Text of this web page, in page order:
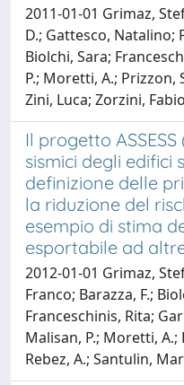
2011-01-01 Grimaz,
D.; Gattesco, Natalino;
Biolchi, Sara;
P.; Moretti, A.; Prizzon,
Zini, Luca; Zorzini, Fabio
Il progetto
sismici degli edifici
definizione delle
la riduzione del
esempio di stima
esportabile ad
2012-01-01 Grimaz,
Franco; Barazza, F.;
Franceschinis, Rita;
Malisan, P.; Moretti, A.;
Rebez, A.; Santulin,